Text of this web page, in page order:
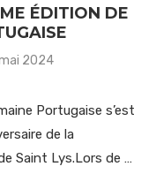
ÉDITION DE
2024
Portugaise s’est
de la
Saint Lys.Lors de …